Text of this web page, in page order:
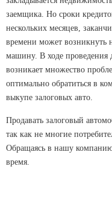
заемщика. Но сроки
нескольких месяцев,
времени может возникнуть
машину. В ходе проведения
возникает множество
оптимально обратиться в
выкупе залоговых авто.
Продавать залоговый
так как не многие
Обращаясь в нашу
время.